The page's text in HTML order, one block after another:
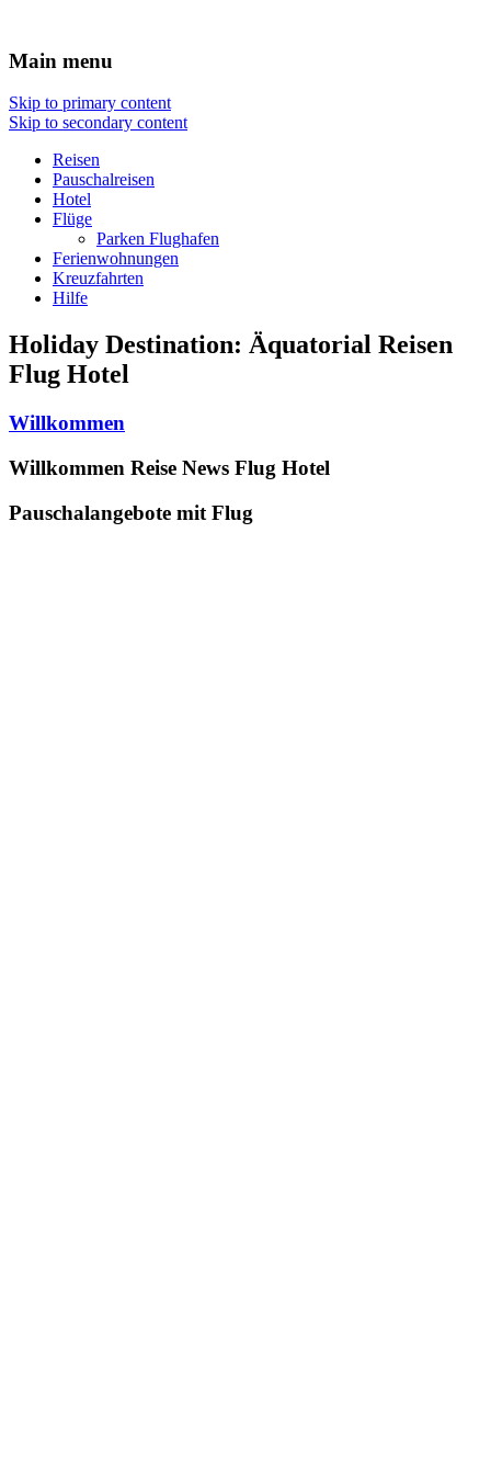
Travel : De
Main menu
Skip to primary content
Skip to secondary content
Reisen
Pauschalreisen
Hotel
Flüge
Parken Flughafen
Ferienwohnungen
Kreuzfahrten
Hilfe
Holiday Destination: Äquatorial Reisen
Flug Hotel
Willkommen
Willkommen Reise News Flug Hotel
Pauschalangebote mit Flug